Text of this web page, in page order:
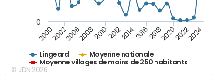
Lingeard
Moyenne nationale
Moyenne villages de moins de 250 habitants
200020022006200820102012201420162018202020222024
0
© JDN 2026